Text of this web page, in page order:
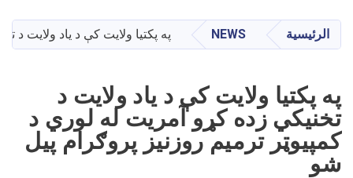
المحتوى
الرئيسي
الرئيسية NEWS په پکتیا ولایت کې د یاد ولایت د
په پکتیا ولایت کې د یاد ولایت د
تخنیکي زده کړو آمریت له لوري د
کمپیوټر ترمیم روزنیز پروګرام پیل
شو